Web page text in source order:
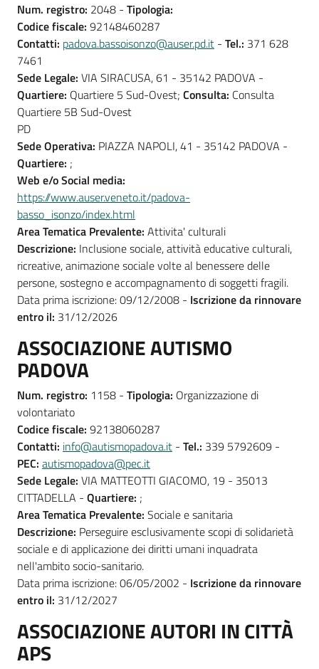
Num. registro: 2048 - Tipologia:
Codice fiscale: 92148460287
Contatti: padova.bassoisonzo@auser.pd.it - Tel.: 371 628
7461
Sede Legale: VIA SIRACUSA, 61 - 35142 PADOVA -
Quartiere: Quartiere 5 Sud-Ovest; Consulta: Consulta
Quartiere 5B Sud-Ovest
PD
Sede Operativa: PIAZZA NAPOLI, 41 - 35142 PADOVA -
Quartiere: ;
Web e/o Social media:
https://www.auser.veneto.it/padova-
basso_isonzo/index.html
Area Tematica Prevalente: Attivita' culturali
Descrizione: Inclusione sociale, attività educative culturali,
ricreative, animazione sociale volte al benessere delle
persone, sostegno e accompagnamento di soggetti fragili.
Data prima iscrizione: 09/12/2008 - Iscrizione da rinnovare
entro il: 31/12/2026
ASSOCIAZIONE AUTISMO
PADOVA
Num. registro: 1158 - Tipologia: Organizzazione di
volontariato
Codice fiscale: 92138060287
Contatti: info@autismopadova.it - Tel.: 339 5792609 -
PEC: autismopadova@pec.it
Sede Legale: VIA MATTEOTTI GIACOMO, 19 - 35013
CITTADELLA - Quartiere: ;
Area Tematica Prevalente: Sociale e sanitaria
Descrizione: Perseguire esclusivamente scopi di solidarietà
sociale e di applicazione dei diritti umani inquadrata
nell'ambito socio-sanitario.
Data prima iscrizione: 06/05/2002 - Iscrizione da rinnovare
entro il: 31/12/2027
ASSOCIAZIONE AUTORI IN CITTÀ
APS